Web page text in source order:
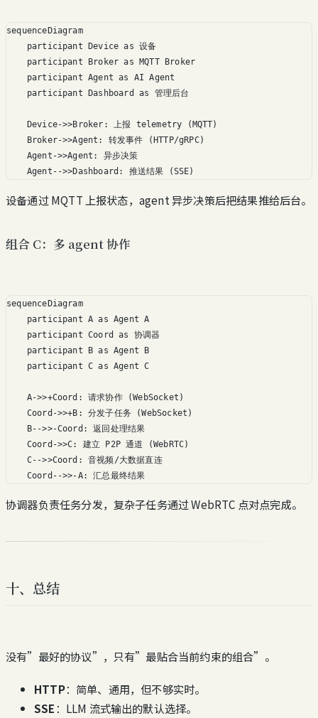
sequenceDiagram
    participant Device as 设备
    participant Broker as MQTT Broker
    participant Agent as AI Agent
    participant Dashboard as 管理后台
    Device->>Broker: 上报 telemetry (MQTT)
    Broker->>Agent: 转发事件 (HTTP/gRPC)
    Agent->>Agent: 异步决策
    Agent-->>Dashboard: 推送结果 (SSE)
设备通过 MQTT 上报状态，agent 异步决策后把结果推给后台。
组合 C：多 agent 协作
sequenceDiagram
    participant A as Agent A
    participant Coord as 协调器
    participant B as Agent B
    participant C as Agent C
    A->>+Coord: 请求协作 (WebSocket)
    Coord->>+B: 分发子任务 (WebSocket)
    B-->>-Coord: 返回处理结果
    Coord->>C: 建立 P2P 通道 (WebRTC)
    C-->>Coord: 音视频/大数据直连
    Coord-->>-A: 汇总最终结果
协调器负责任务分发，复杂子任务通过 WebRTC 点对点完成。
十、总结
没有”最好的协议”，只有”最贴合当前约束的组合”。
HTTP：简单、通用，但不够实时。
SSE ：LLM 流式输出的默认选择。